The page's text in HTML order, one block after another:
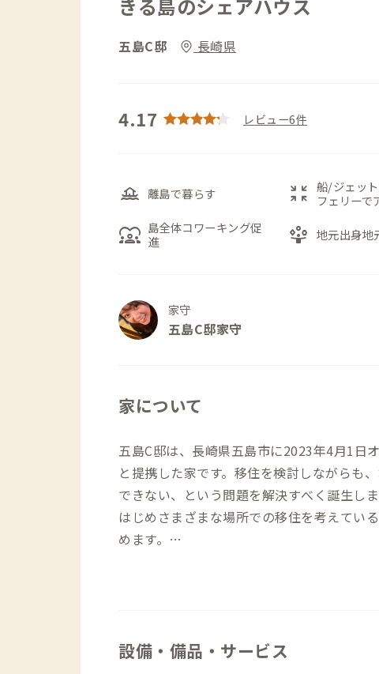
きる島のシェアハウス
五島C邸 長崎県
4.17 レビュー6件
houseboat 離島で暮らす zoom_in_map 船/ジェッ
フェリーで
diversity_1 島全体コワーキング促
進
person_play 地元出身地
家守
五島C邸家守
家について
五島C邸は、長崎県五島市に2023年4月1日
と提携した家です。移住を検討しながらも
できない、という問題を解決すべく誕生し
はじめさまざまな場所での移住を考えてい
めます。
五島C邸は、空港や福江港、中心街にもほ
設備・備品・サービス